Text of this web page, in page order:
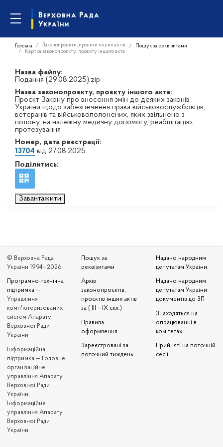
Головна Законопроєкти, проєкти інших актів
Пошук за реквізитами
Картка законопроєкту, проєкту іншого акта
Назва файлу:
Подання (29.08.2025).zip
Назва законопроєкту, проєкту іншого акта:
Проєкт Закону про внесення змін до деяких законів
України щодо забезпечення права військовослужбовців,
ветеранів та військовополонених, яких звільнено з
полону, на належну медичну допомогу, реабілітацію,
протезування
Номер, дата реєстрації:
13704 від 27.08.2025
Поділитись:
Завантажити
© Верховна Рада
України 1994—2026
Програмно-технічна
підтримка —
Управління
комп'ютеризованих
систем Апарату
Верховної Ради
України
Iнформаційна
підтримка — Головне
організаційне
управління Апарату
Верховної Ради
України,
Інформаційне
управління Апарату
Верховної Ради
України
Пошук за
реквізитами
Архів
законопроєктів,
проєктів інших актів
за ( III – IX скл.)
Правила
оформлення
Зареєстровані за
поточний тиждень
Надано народним
депутатам України
Надано народним
депутатам України
документів до ЗП
Знаходяться на
опрацюванні в
комітетах
Прийняті на поточній
сесії